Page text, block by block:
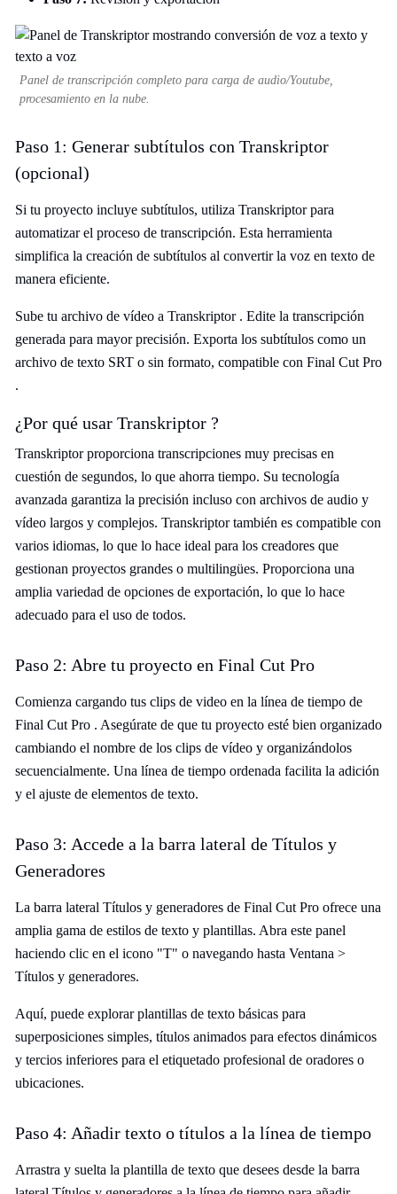
Panel de transcripción completo para carga de audio/Youtube,
procesamiento en la nube.
Paso 1: Generar subtítulos con Transkriptor
(opcional)
Si tu proyecto incluye subtítulos, utiliza Transkriptor para
automatizar el proceso de transcripción. Esta herramienta
simplifica la creación de subtítulos al convertir la voz en texto de
manera eficiente.
Sube tu archivo de vídeo a Transkriptor . Edite la transcripción
generada para mayor precisión. Exporta los subtítulos como un
archivo de texto SRT o sin formato, compatible con Final Cut Pro
.
¿Por qué usar Transkriptor ?
Transkriptor proporciona transcripciones muy precisas en
cuestión de segundos, lo que ahorra tiempo. Su tecnología
avanzada garantiza la precisión incluso con archivos de audio y
vídeo largos y complejos. Transkriptor también es compatible con
varios idiomas, lo que lo hace ideal para los creadores que
gestionan proyectos grandes o multilingües. Proporciona una
amplia variedad de opciones de exportación, lo que lo hace
adecuado para el uso de todos.
Paso 2: Abre tu proyecto en Final Cut Pro
Comienza cargando tus clips de video en la línea de tiempo de
Final Cut Pro . Asegúrate de que tu proyecto esté bien organizado
cambiando el nombre de los clips de vídeo y organizándolos
secuencialmente. Una línea de tiempo ordenada facilita la adición
y el ajuste de elementos de texto.
Paso 3: Accede a la barra lateral de Títulos y
Generadores
La barra lateral Títulos y generadores de Final Cut Pro ofrece una
amplia gama de estilos de texto y plantillas. Abra este panel
haciendo clic en el icono "T" o navegando hasta Ventana >
Títulos y generadores.
Aquí, puede explorar plantillas de texto básicas para
superposiciones simples, títulos animados para efectos dinámicos
y tercios inferiores para el etiquetado profesional de oradores o
ubicaciones.
Paso 4: Añadir texto o títulos a la línea de tiempo
Arrastra y suelta la plantilla de texto que desees desde la barra